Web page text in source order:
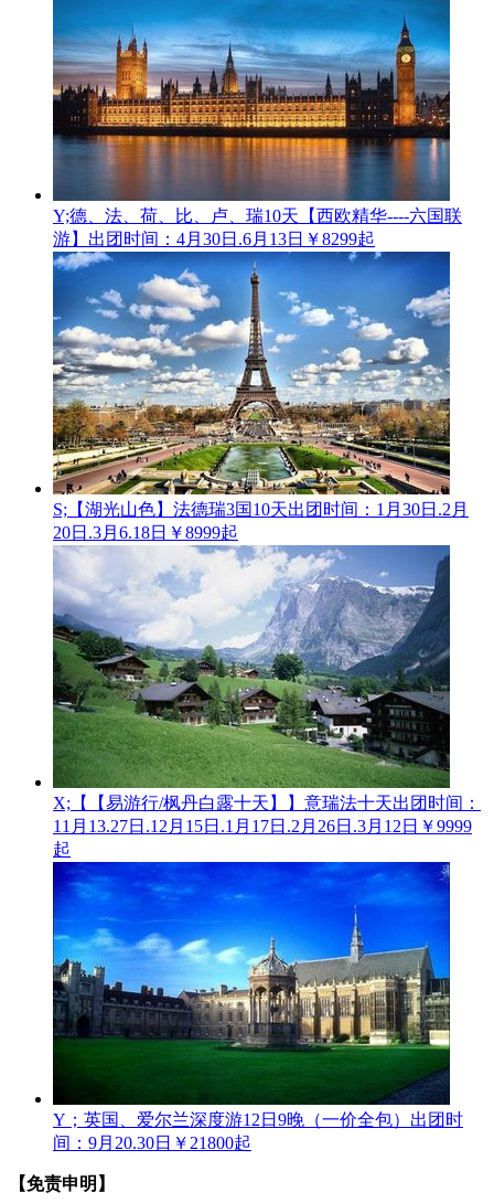
Y;德、法、荷、比、卢、瑞10天【西欧精华----六国联
游】 出团时间：4月30日.6月13日 ￥8299起
S;【湖光山色】法德瑞3国10天出团时间：1月30日.2月
20日.3月6.18日 ￥8999起
X;【【易游行/枫丹白露十天】】意瑞法十天出团时间：
11月13.27日.12月15日.1月17日.2月26日.3月12日 ￥9999
起
Y；英国、爱尔兰深度游12日9晚（一价全包） 出团时
间：9月20.30日 ￥21800起
【免责申明】